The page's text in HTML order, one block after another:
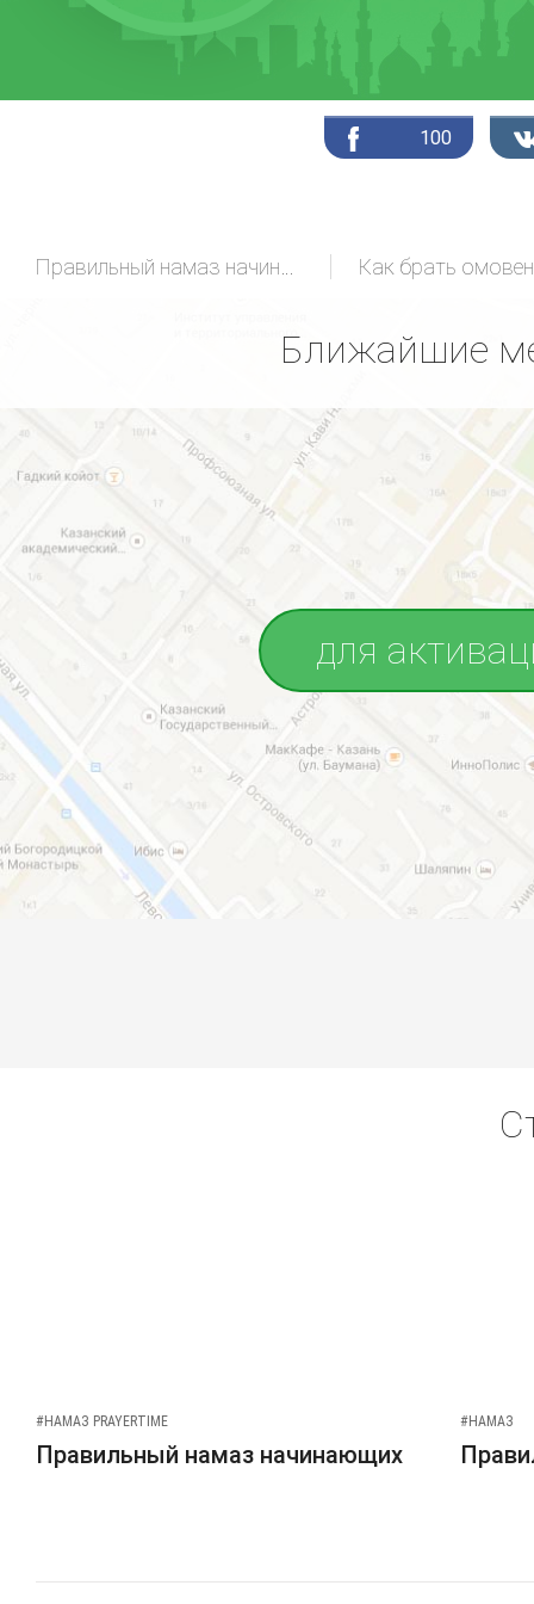
100
Правильный намаз начинающих Как брать
Ближайшие
для
#НАМАЗ PRAYERTIME
Правильный намаз начинающих
#НАМАЗ